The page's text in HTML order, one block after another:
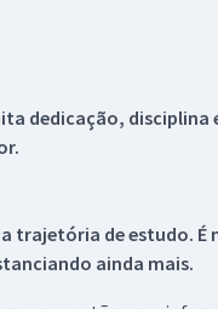
dedicação, disciplina
trajetória de estudo.
ainda mais.